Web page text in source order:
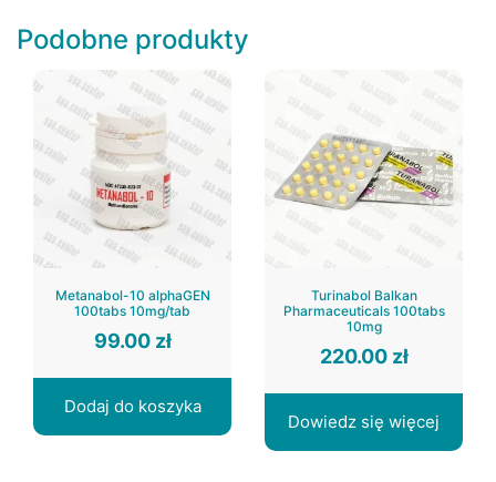
Podobne produkty
Metanabol-10 alphaGEN
100tabs 10mg/tab
99.00 zł
Dodaj do koszyka
Turinabol Balkan
Pharmaceuticals 100tabs
10mg
220.00 zł
Dowiedz się więcej